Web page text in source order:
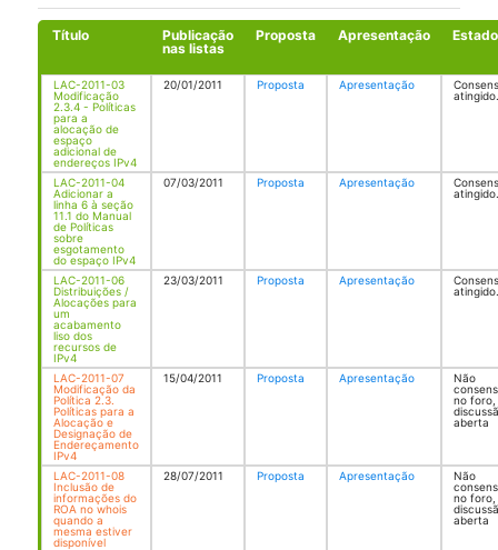
Título
Publicação
nas listas
Proposta Apresentação Estado
LAC-2011-03
Modificação
2.3.4 - Políticas
para a
alocação de
espaço
adicional de
endereços IPv4
20/01/2011 Proposta Apresentação
atingido.
LAC-2011-04
Adicionar a
linha 6 à seção
11.1 do Manual
de Políticas
sobre
esgotamento
do espaço IPv4
07/03/2011 Proposta Apresentação
atingido.
LAC-2011-06
Distribuições /
Alocações para
um
acabamento
liso dos
recursos de
IPv4
23/03/2011 Proposta Apresentação
atingido.
LAC-2011-07
Modificação da
Política 2.3.
Políticas para a
Alocação e
Designação de
Endereçamento
IPv4
15/04/2011 Proposta Apresentação
Não
no foro,
aberta
LAC-2011-08
Inclusão de
informações do
ROA no whois
quando a
mesma estiver
disponível
28/07/2011 Proposta Apresentação
Não
no foro,
aberta